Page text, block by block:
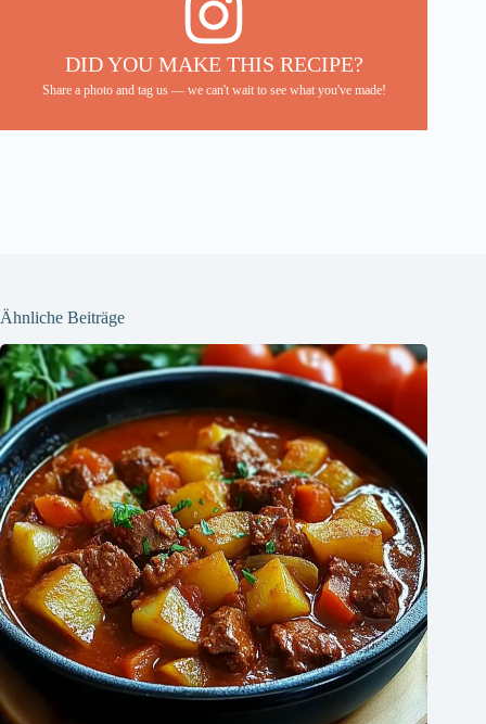
DID YOU MAKE THIS RECIPE?
Share a photo and tag us — we can't wait to see what you've made!
Ähnliche Beiträge